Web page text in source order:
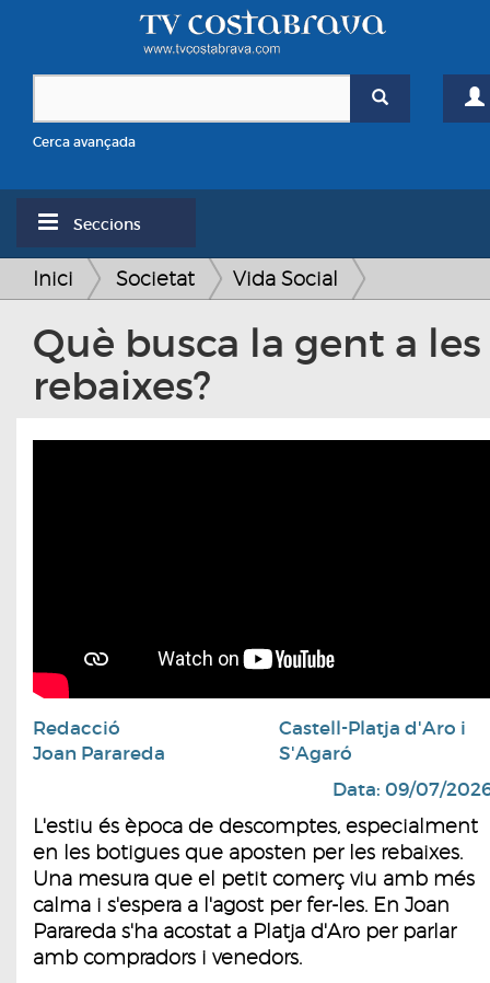
Cerca avançada
Seccions
Inici Societat Vida Social
Què busca la gent a les
rebaixes?
Redacció
Joan Parareda
Castell-Platja d'Aro i
S'Agaró
Data: 09/07/
L'estiu és època de descomptes, especialment
en les botigues que aposten per les rebaixes.
Una mesura que el petit comerç viu amb més
calma i s'espera a l'agost per fer-les. En Joan
Parareda s'ha acostat a Platja d'Aro per parlar
amb compradors i venedors.